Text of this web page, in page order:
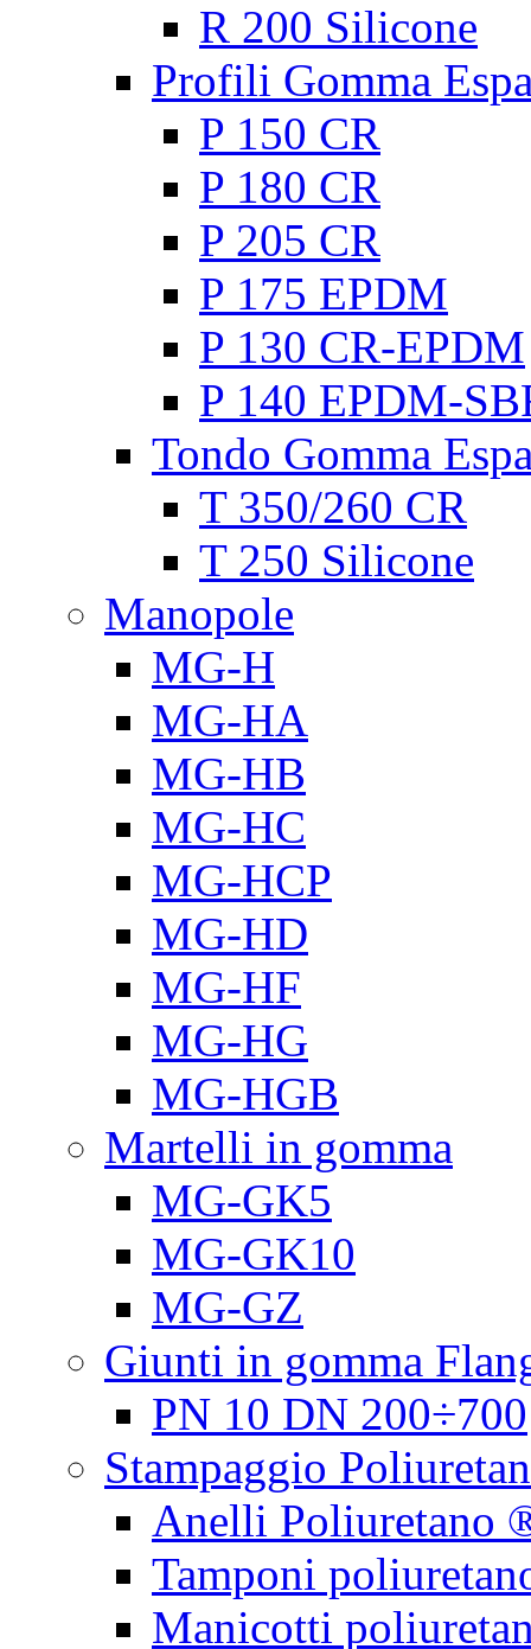
R 200 Silicone
Profili Gomma
P 150 CR
P 180 CR
P 205 CR
P 175 EPDM
P 130 CR-EPDM
P 140 EPDM-
Tondo Gomma
T 350/260 CR
T 250 Silicone
Manopole
MG-H
MG-HA
MG-HB
MG-HC
MG-HCP
MG-HD
MG-HF
MG-HG
MG-HGB
Martelli in gomma
MG-GK5
MG-GK10
MG-GZ
Giunti in gomma
PN 10 DN 200÷700
Stampaggio
Anelli Poliuretano
Tamponi
Manicotti